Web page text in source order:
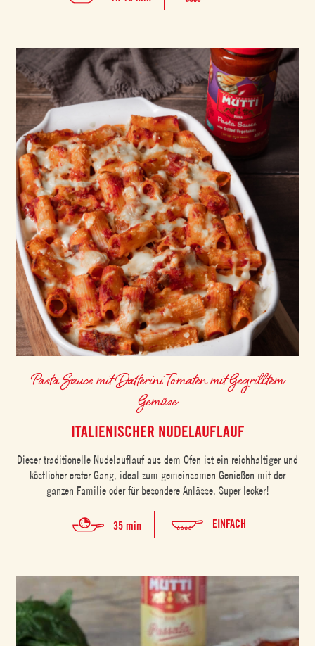
Pasta Sauce mit Datterini Tomaten mit Gegrilltem
Gemüse
ITALIENISCHER NUDELAUFLAUF
Dieser traditionelle Nudelauflauf aus dem Ofen ist ein reichhaltiger und
köstlicher erster Gang, ideal zum gemeinsamen Genießen mit der
ganzen Familie oder für besondere Anlässe. Super lecker!
35 min EINFACH